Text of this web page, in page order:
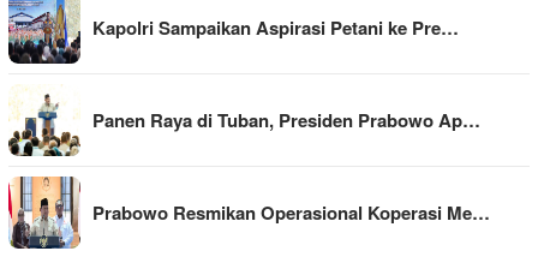
Kapolri Sampaikan Aspirasi Petani ke Pre…
Panen Raya di Tuban, Presiden Prabowo Ap…
Prabowo Resmikan Operasional Koperasi Me…